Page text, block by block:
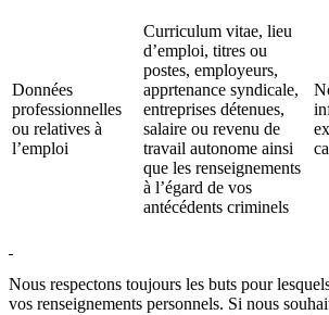
Données
professionnelles
ou relatives à
l’emploi
Curriculum vitae, lieu
d’emploi, titres ou
postes, employeurs,
apprtenance syndicale,
entreprises détenues,
salaire ou revenu de
travail autonome ainsi
que les renseignements
à l’égard de vos
antécédents criminels
Nous respectons toujours les buts pour
vos renseignements personnels. Si nous